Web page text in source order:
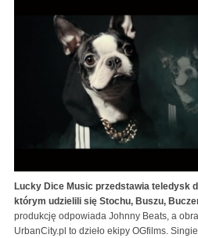
Lucky Dice Music przedstawia teledysk
którym udzielili się Stochu, Buszu,
produkcję odpowiada Johnny Beats, a
UrbanCity.pl to dzieło ekipy OGfilms.